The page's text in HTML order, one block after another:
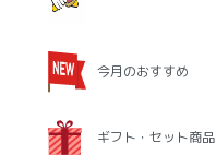
今月のおすすめ
ギフト・セット商品